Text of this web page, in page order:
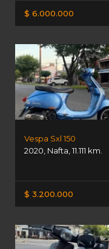
$ 6.000.000
Vespa Sxl 150
2020 Nafta ,11.111 km.
$ 3.200.000